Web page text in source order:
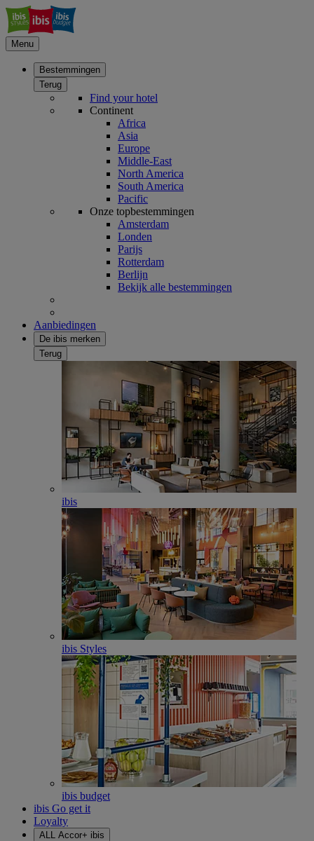
Menu
Bestemmingen
Terug
Find your hotel
Continent
Africa
Asia
Europe
Middle-East
North America
South America
Pacific
Onze topbestemmingen
Amsterdam
Londen
Parijs
Rotterdam
Berlijn
Bekijk alle bestemmingen
Aanbiedingen
De ibis merken
Terug
ibis
ibis Styles
ibis budget
ibis Go get it
Loyalty
ALL Accor+ ibis